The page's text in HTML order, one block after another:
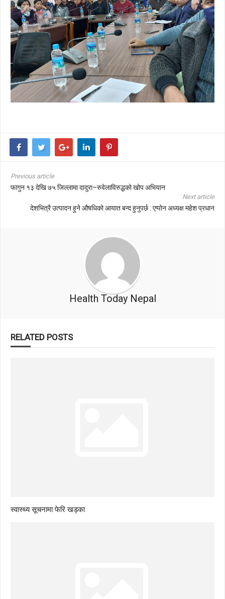
Previous article
फागुन १३ देखि ७५ जिल्लामा दादुरा–रुवेलाविरुद्धको खोप अभियान
Next article
देशभित्रै उत्पादन हुने औषधिको आयात बन्द हुनुपर्छ : एप्पोन अध्यक्ष महेश प्रधान
Health Today Nepal
RELATED POSTS
स्वास्थ्य सूचनामा फेरि खड्का